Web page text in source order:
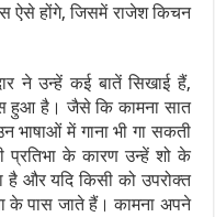
ऐसे होंगे, जिसमें राजेश किचन
ने उन्हें कई बातें सिखाई हैं,
हुआ है। जैसे कि कामना सात
भाषाओं में गाना भी गा सकती
प्रतिभा के कारण उन्हें शो के
है और यदि किसी को उपरोक्त
के पास जाते हैं। कामना अपने